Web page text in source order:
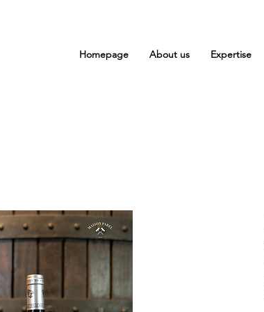
Homepage About us Expertise